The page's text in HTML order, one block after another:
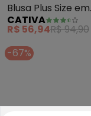
Blusa Plus Size em
Canelado (Branco)
CATIVA
R$ 56,94R$ 94,90
-67%